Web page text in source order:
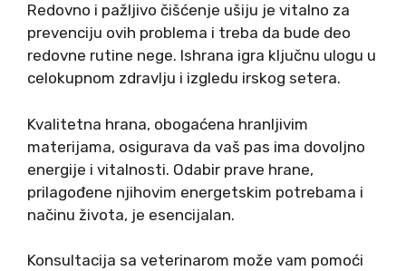
Redovno i pažljivo čišćenje ušiju je vitalno za
prevenciju ovih problema i treba da bude deo
redovne rutine nege. Ishrana igra ključnu ulogu u
celokupnom zdravlju i izgledu irskog setera.
Kvalitetna hrana, obogaćena hranljivim
materijama, osigurava da vaš pas ima dovoljno
energije i vitalnosti. Odabir prave hrane,
prilagođene njihovim energetskim potrebama i
načinu života, je esencijalan.
Konsultacija sa veterinarom može vam pomoći